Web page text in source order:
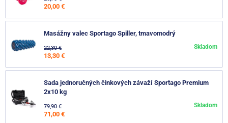
20,00 €
Masážny valec Sportago Spiller, tmavomodrý
22,30 €
13,30 €
Skladom
Sada jednoručných činkových závaží Sportago Premium
2x10 kg
79,90 €
71,00 €
Skladom